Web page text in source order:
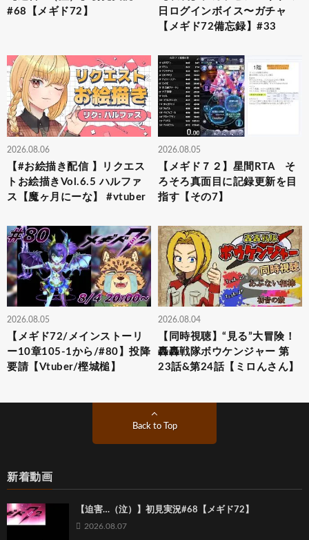
#68【メギド72】
日ログインボイス〜ガチャ
【メギド72備忘録】#33
2026.08.06
【#お絵描き配信 】リクエス
トお絵描きVol.6.5 ハルファ
ス【魔ヶ月にーな】 #vtuber
2026.08.05
【メギド７２】星間RTA そ
ろそろ真面目に記録更新を目
指す【その7】
2026.08.05
【メギド72/メインストーリ
ー10章105-1から/#80】投降
要請【Vtuber/樫城槌】
2026.08.04
【同時視聴】“見る”大冒険！
轟轟戦隊ボウケンジャー 第
23話&第24話【ミロんさん】
Back to Top
新着動画
【迫害…（泣）】初見実況#68【メギド72】
2026.08.07